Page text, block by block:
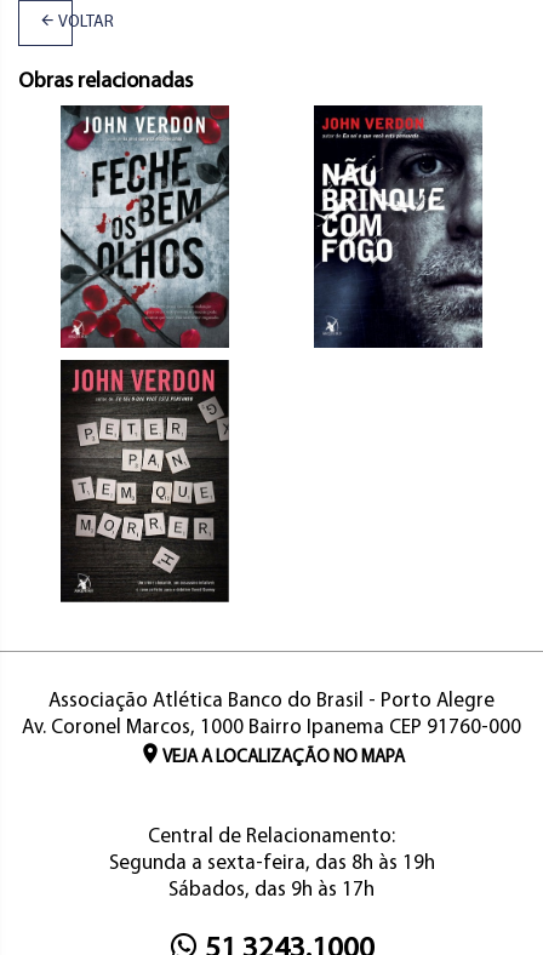
VOLTAR
Obras relacionadas
Associação Atlética Banco do Brasil - Porto Alegre
Av. Coronel Marcos, 1000 Bairro Ipanema CEP 91760-000
VEJA A LOCALIZAÇÃO NO MAPA
Central de Relacionamento:
Segunda a sexta-feira, das 8h às 19h
Sábados, das 9h às 17h